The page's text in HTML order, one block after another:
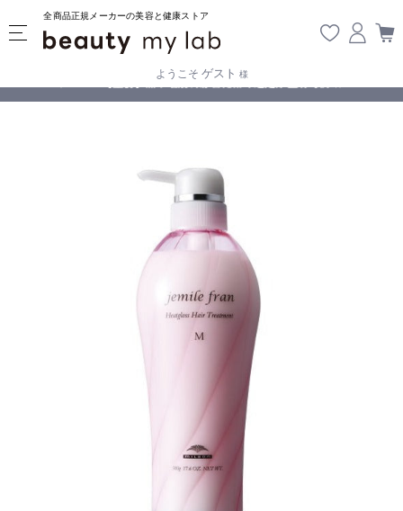
全商品正規メーカーの美容と健康ストア
ようこそ ゲスト 様
【重要】熊本地震の影響により遅延が生じております